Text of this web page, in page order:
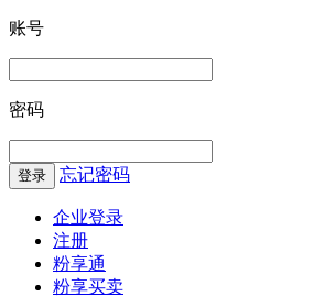
账号
密码
忘记密码
企业登录
注册
粉享通
粉享买卖